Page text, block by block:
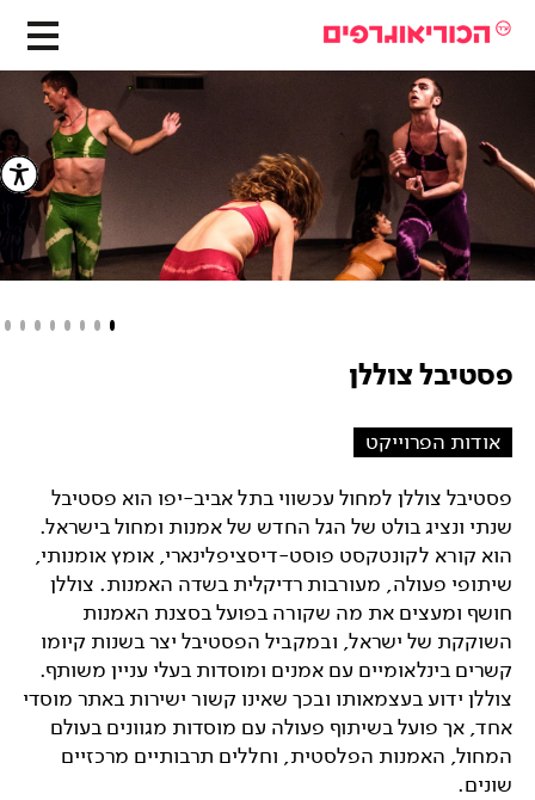
פסטיבל צוללן
אודות הפרוייקט
פסטיבל צוללן למחול עכשווי בתל אביב-יפו הוא פסטיבל
שנתי ונציג בולט של הגל החדש של אמנות ומחול בישראל.
הוא קורא לקונטקסט פוסט-דיסציפלינארי, אומץ אומנותי,
שיתופי פעולה, מעורבות רדיקלית בשדה האמנות. צוללן
חושף ומעצים את מה שקורה בפועל בסצנת האמנות
השוקקת של ישראל, ובמקביל הפסטיבל יצר בשנות קיומו
קשרים בינלאומיים עם אמנים ומוסדות בעלי עניין משותף.
צוללן ידוע בעצמאותו ובכך שאינו קשור ישירות באתר מוסדי
אחד, אך פועל בשיתוף פעולה עם מוסדות מגוונים בעולם
המחול, האמנות הפלסטית, וחללים תרבותיים מרכזיים
שונים.